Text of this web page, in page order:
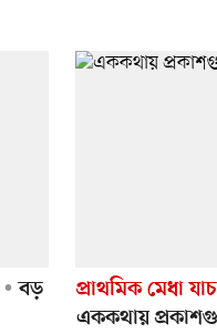
বড়
প্রাথমিক মেধা
এককথায়